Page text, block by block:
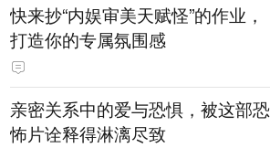
快来抄“内娱审美天赋怪”的作业，
打造你的专属氛围感
亲密关系中的爱与恐惧，被这部恐
怖片诠释得淋漓尽致